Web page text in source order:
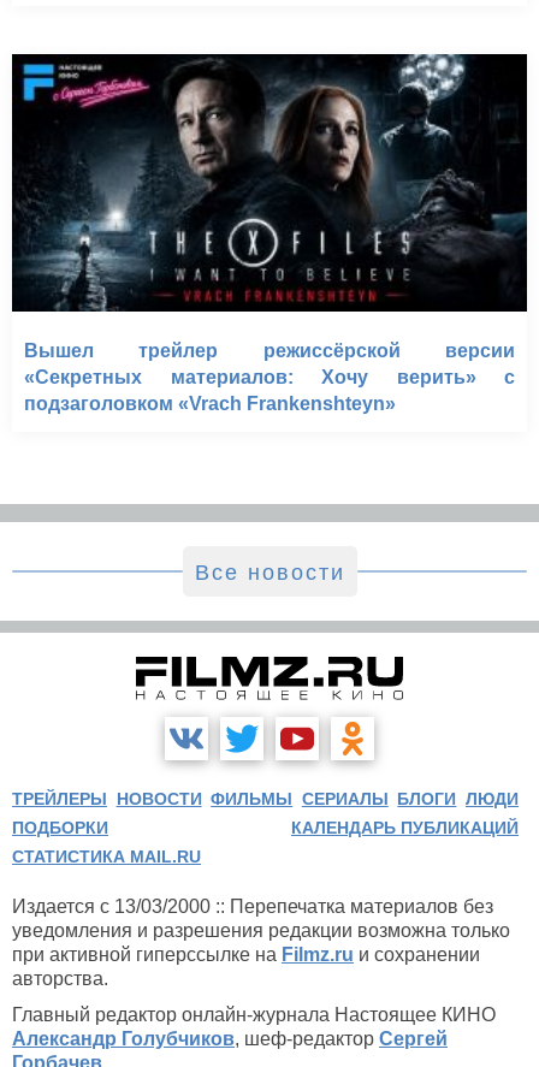
Вышел трейлер режиссёрской версии
«Секретных материалов: Хочу верить» с
подзаголовком «Vrach Frankenshteyn»
Все новости
ТРЕЙЛЕРЫ НОВОСТИ ФИЛЬМЫ СЕРИАЛЫ БЛОГИ ЛЮДИ
ПОДБОРКИ
КАЛЕНДАРЬ ПУБЛИКАЦИЙ
СТАТИСТИКА MAIL.RU
Издается с 13/03/2000 :: Перепечатка материалов без
уведомления и разрешения редакции возможна только
при активной гиперссылке на Filmz.ru и сохранении
авторства.
Главный редактор онлайн-журнала Настоящее КИНО
Александр Голубчиков, шеф-редактор Сергей
Горбачев